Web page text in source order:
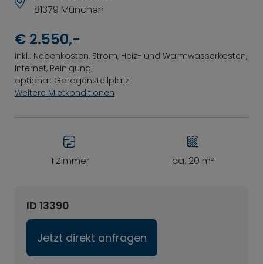
81379 München
€ 2.550,-
inkl.: Nebenkosten, Strom, Heiz- und Warmwasserkosten,
Internet, Reinigung;
optional: Garagenstellplatz
Weitere Mietkonditionen
1 Zimmer ca. 20 m²
ID 13390
Jetzt direkt anfragen